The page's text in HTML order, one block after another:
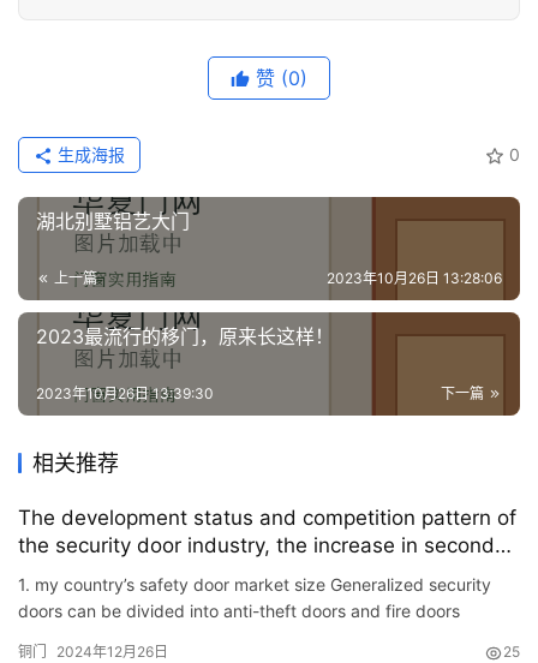
门
资
联
系
们
赞 (0)
0
生成海报
湖北别墅铝艺大门
上一篇 2023年10月26日 13:28:06
2023最流行的移门，原来长这样！
下一篇
2023年10月26日 13:39:30
相关推荐
The development status and competition pattern of
the security door industry, the increase in second-
hand housing transactions has changed the
industry demand structure
1. my country’s safety door market size Generalized security
doors can be divided into anti-theft doors and fire doors
铜门 2024年12月26日 25